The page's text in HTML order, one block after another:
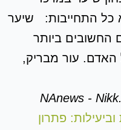
כל התחייבות: שיער
החשובים ביותר
האדם. עור מבריק,
NAnews -
פתרון